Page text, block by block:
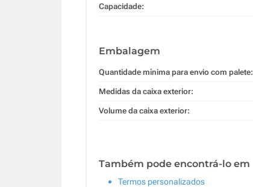
Capacidade:
Embalagem
Quantidade mínima para envio com palete:
Medidas da caixa exterior:
Volume da caixa exterior:
Também pode encontrá-lo em
Termos personalizados